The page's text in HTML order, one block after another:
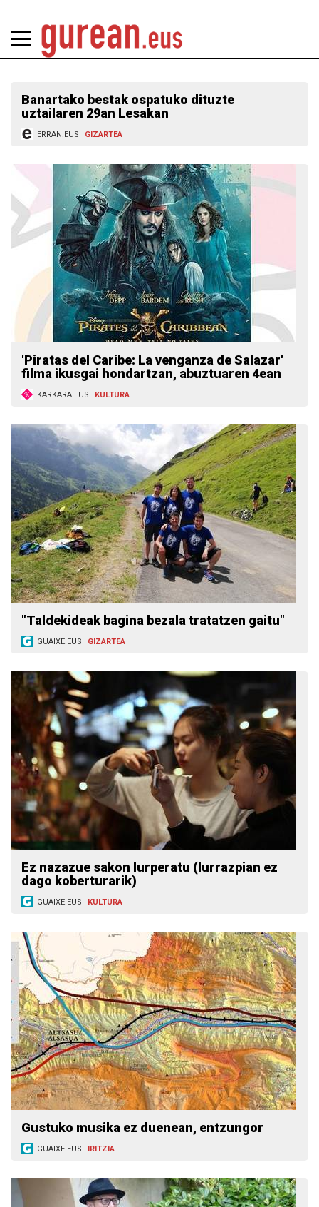
Banartako bestak ospatuko dituzte
uztailaren 29an Lesakan
ERRAN.EUS GIZARTEA
'Piratas del Caribe: La venganza de Salazar'
filma ikusgai hondartzan, abuztuaren 4ean
KARKARA.EUS KULTURA
"Taldekideak bagina bezala tratatzen gaitu"
GUAIXE.EUS GIZARTEA
Ez nazazue sakon lurperatu (lurrazpian ez
dago koberturarik)
GUAIXE.EUS KULTURA
Gustuko musika ez duenean, entzungor
GUAIXE.EUS IRITZIA